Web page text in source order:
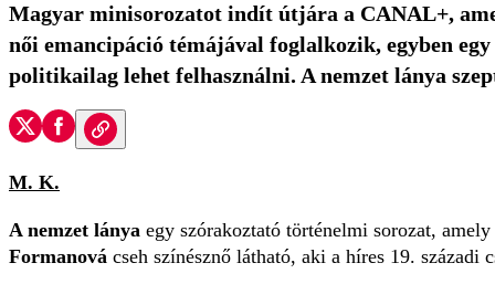
Magyar minisorozatot indít útjára a CANAL+,
női emancipáció témájával foglalkozik, egyben
politikailag lehet felhasználni. A nemzet lánya
M. K.
A nemzet lánya egy szórakoztató történelmi sorozat,
Formanová cseh színésznő látható, aki a híres 19. századi